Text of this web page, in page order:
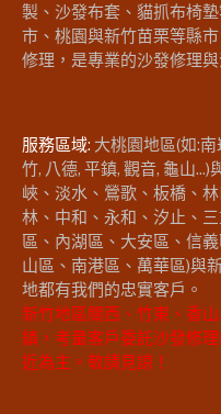
製、沙發布套、貓抓布椅
市、桃園與新竹苗栗等縣
修理，是專業的沙發修理
服務區域: 大桃園地區(如:南
竹, 八德, 平鎮, 觀音, 龜山
峽、淡水、鶯歌、板橋、
林、中和、永和、汐止、
區、內湖區、大安區、信
山區、南港區、萬華區)與
地都有我們的忠實客戶。
新竹地區關西、竹東、香
鎮，考量客戶委託沙發修
近為主。敬請見諒！